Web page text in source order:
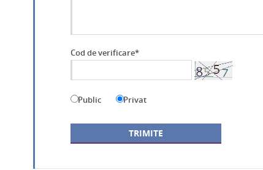
Cod de verificare*
Public Privat